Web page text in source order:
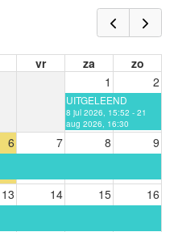
vr za
zo
1
2
UITGELEEND
8 jul 2026, 15:52 - 21
aug 2026, 16:30
6 7 8 9
13 14 15 16